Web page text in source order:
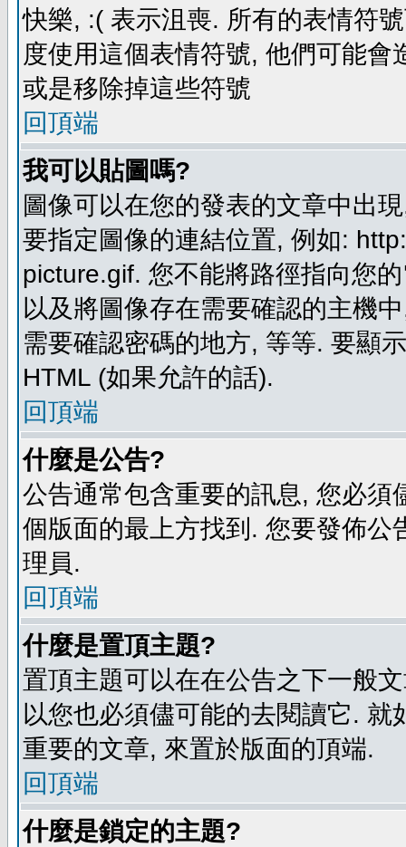
快樂, :( 表示沮喪. 所有的表情符
度使用這個表情符號, 他們可能
或是移除掉這些符號
回頂端
我可以貼圖嗎?
圖像可以在您的發表的文章中出
要指定圖像的連結位置, 例如:
picture.gif. 您不能將路徑指向您
以及將圖像存在需要確認的主機
需要確認密碼的地方, 等等. 要顯
HTML (如果允許的話).
回頂端
什麼是公告?
公告通常包含重要的訊息, 您必
個版面的最上方找到. 您要發佈
理員.
回頂端
什麼是置頂主題?
置頂主題可以在在公告之下一般
以您也必須儘可能的去閱讀它.
重要的文章, 來置於版面的頂端.
回頂端
什麼是鎖定的主題?